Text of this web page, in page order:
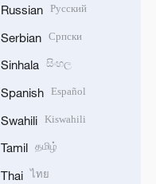
Russian Русский
Serbian Српски
Sinhala සිංහල
Spanish Español
Swahili Kiswahili
Tamil தமிழ்
Thai ไทย